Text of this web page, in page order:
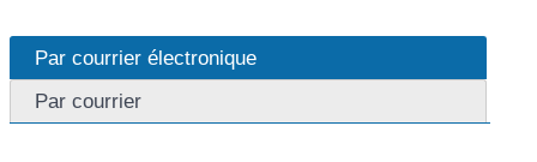
Par courrier électronique
Par courrier